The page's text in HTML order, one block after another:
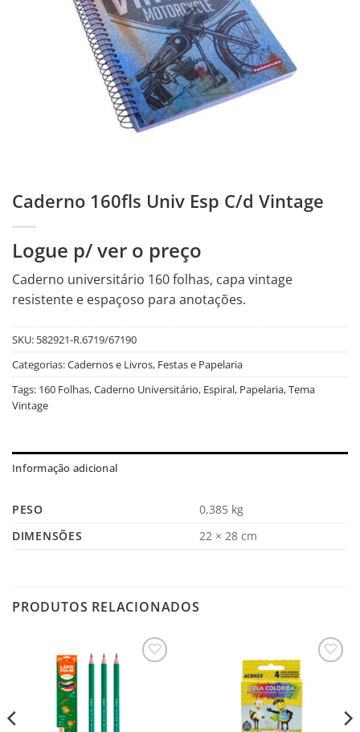
Caderno 160fls Univ Esp C/d Vintage
Logue p/ ver o preço
Caderno universitário 160 folhas, capa vintage
resistente e espaçoso para anotações.
SKU: 582921-R.6719/67190
Categorias:Cadernos e Livros, Festas e Papelaria
Tags: 160 Folhas,Caderno Universitário, Espiral, Papelaria,Tema
Vintage
Informação adicional
PESO
0,385 kg
DIMENSÕES
22 × 28 cm
PRODUTOS RELACIONADOS